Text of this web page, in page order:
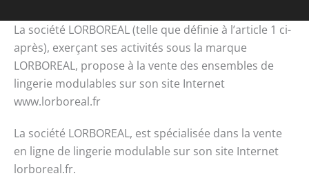
La société LORBOREAL (telle que définie à l’article 1 ci-
après), exerçant ses activités sous la marque
LORBOREAL, propose à la vente des ensembles de
lingerie modulables sur son site Internet
www.lorboreal.fr
La société LORBOREAL, est spécialisée dans la vente
en ligne de lingerie modulable sur son site Internet
lorboreal.fr.